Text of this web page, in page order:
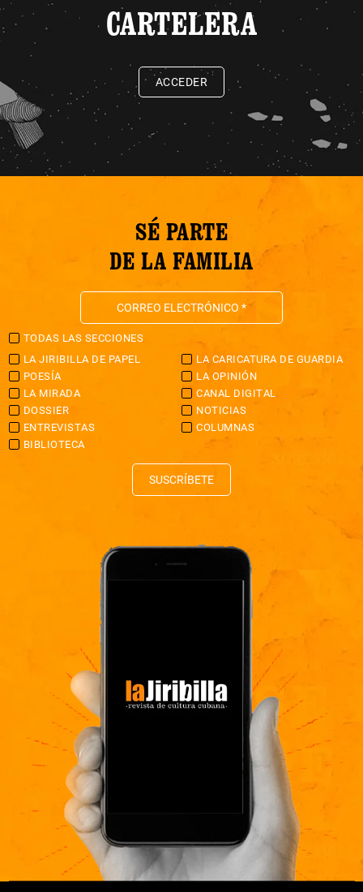
CARTELERA
ACCEDER
SÉ PARTE
DE LA FAMILIA
TODAS LAS SECCIONES
LA JIRIBILLA DE PAPEL
LA CARICATURA DE GUARDIA
POESÍA
LA OPINIÓN
LA MIRADA
CANAL DIGITAL
DOSSIER
NOTICIAS
ENTREVISTAS
COLUMNAS
BIBLIOTECA
SUSCRÍBETE